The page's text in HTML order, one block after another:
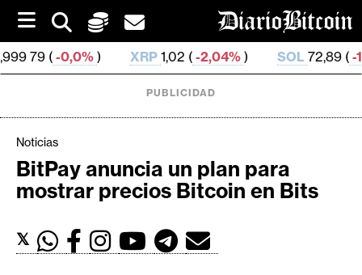
i
p
t
o
) XRP1,02 ( -2,04%) SOL72,89 (-1,35%)
C
r
p
PUBLICIDAD
Noticias
BitPay anuncia un plan para
mostrar precios Bitcoin en Bits
𝕏